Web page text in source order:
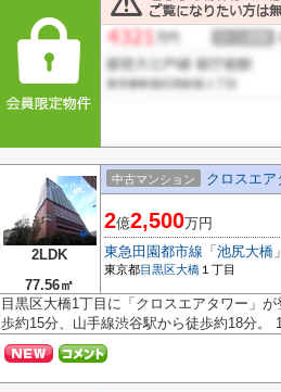
2LDK
77.56㎡
中古マンション クロスエア
2億2,500万円
東急田園都市線 「 池尻大橋
東京都目黒区大橋 １丁目
目黒区大橋1丁目に「クロスエアタワー」
歩約15分、山手線渋谷駅から徒歩約18分。